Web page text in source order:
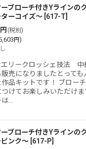
ブローチ付きYラインの
ターコイズ〜 617-T
円 (税別)
円)
エリークロッシェ技法 中
販売になりましたとっても
作品キットです！ ブロー
つけてお楽しみいただけま
…
ブローチ付きYラインの
ピンク〜 617-P